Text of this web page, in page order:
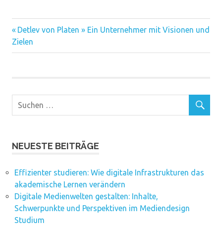
Beitragsnavigation
Vorheriger
Beitrag:
Detlev von Platen » Ein Unternehmer mit Visionen und
Zielen
NEUESTE BEITRÄGE
Effizienter studieren: Wie digitale Infrastrukturen das
akademische Lernen verändern
Digitale Medienwelten gestalten: Inhalte,
Schwerpunkte und Perspektiven im Mediendesign
Studium